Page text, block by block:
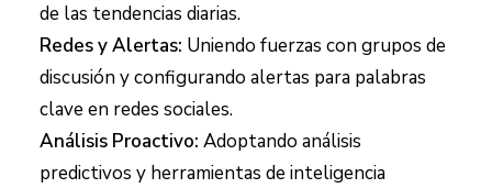
de las tendencias diarias.
Redes y Alertas: Uniendo fuerzas con grupos de
discusión y configurando alertas para palabras
clave en redes sociales.
Análisis Proactivo: Adoptando análisis
predictivos y herramientas de inteligencia